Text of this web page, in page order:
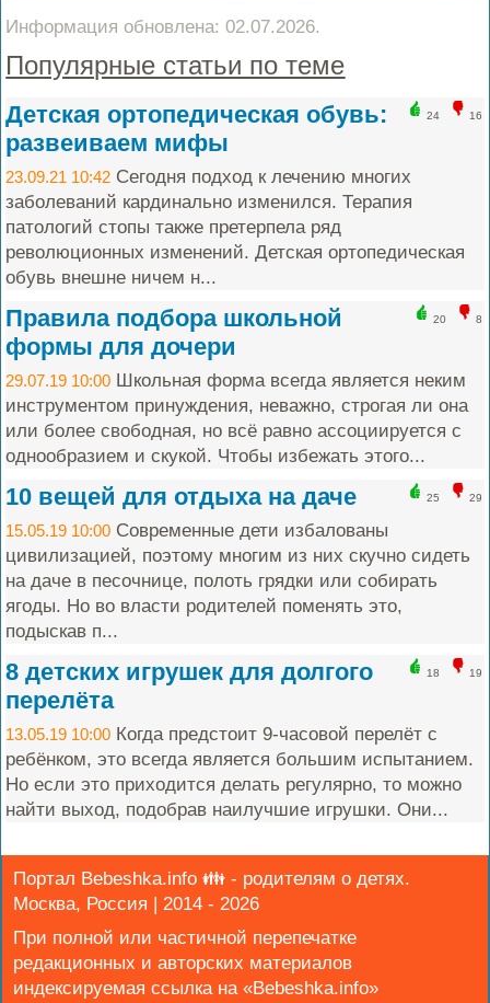
Информация обновлена: 02.07.2026.
Популярные статьи по теме
24 16
Детская ортопедическая обувь:
развеиваем мифы
23.09.21 10:42 Сегодня подход к лечению многих
заболеваний кардинально изменился. Терапия
патологий стопы также претерпела ряд
революционных изменений. Детская ортопедическая
обувь внешне ничем н...
20 8
Правила подбора школьной
формы для дочери
29.07.19 10:00 Школьная форма всегда является неким
инструментом принуждения, неважно, строгая ли она
или более свободная, но всё равно ассоциируется с
однообразием и скукой. Чтобы избежать этого...
25 29
10 вещей для отдыха на даче
15.05.19 10:00 Современные дети избалованы
цивилизацией, поэтому многим из них скучно сидеть
на даче в песочнице, полоть грядки или собирать
ягоды. Но во власти родителей поменять это,
подыскав п...
18 19
8 детских игрушек для долгого
перелёта
13.05.19 10:00 Когда предстоит 9-часовой перелёт с
ребёнком, это всегда является большим испытанием.
Но если это приходится делать регулярно, то можно
найти выход, подобрав наилучшие игрушки. Они...
Портал Bebeshka.info 👪 - родителям о детях.
Москва, Россия | 2014 - 2026
При полной или частичной перепечатке
редакционных и авторских материалов
индексируемая ссылка на «Bebeshka.info»